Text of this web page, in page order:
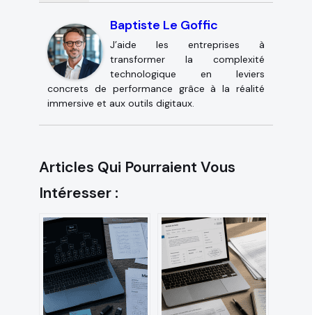
Baptiste Le Goffic
J’aide les entreprises à
transformer la complexité
technologique en leviers
concrets de performance grâce à la réalité
immersive et aux outils digitaux.
Articles Qui Pourraient Vous
Intéresser :